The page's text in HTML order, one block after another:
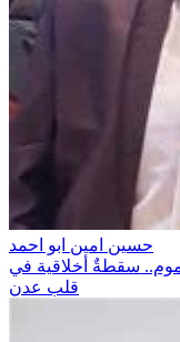
حسين امين ابو احمد
سقطةٌ أخلاقية في
قلب عدن